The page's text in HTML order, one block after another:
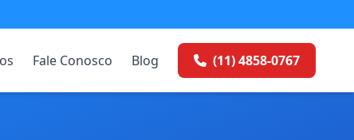
Fale Conosco Blog (11) 4858-0767